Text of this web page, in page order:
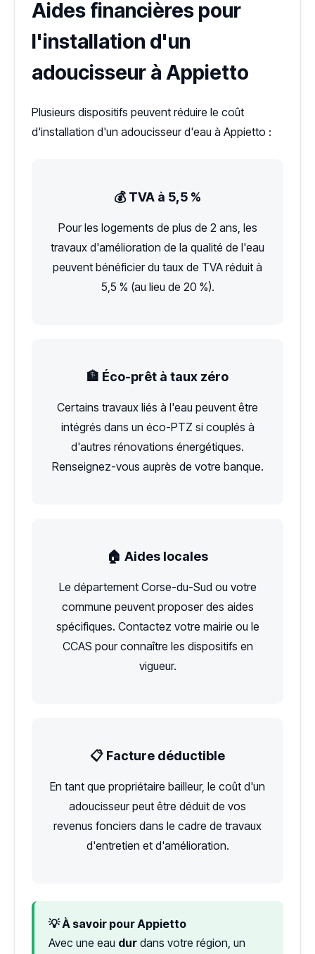
Aides financières pour
l'installation d'un
adoucisseur à Appietto
Plusieurs dispositifs peuvent réduire le coût
d'installation d'un adoucisseur d'eau à Appietto :
💰 TVA à 5,5 %
Pour les logements de plus de 2 ans, les
travaux d'amélioration de la qualité de l'eau
peuvent bénéficier du taux de TVA réduit à
5,5 % (au lieu de 20 %).
🏦 Éco-prêt à taux zéro
Certains travaux liés à l'eau peuvent être
intégrés dans un éco-PTZ si couplés à
d'autres rénovations énergétiques.
Renseignez-vous auprès de votre banque.
🏠 Aides locales
Le département Corse-du-Sud ou votre
commune peuvent proposer des aides
spécifiques. Contactez votre mairie ou le
CCAS pour connaître les dispositifs en
vigueur.
📋 Facture déductible
En tant que propriétaire bailleur, le coût d'un
adoucisseur peut être déduit de vos
revenus fonciers dans le cadre de travaux
d'entretien et d'amélioration.
💡 À savoir pour Appietto
Avec une eau dur dans votre région, un